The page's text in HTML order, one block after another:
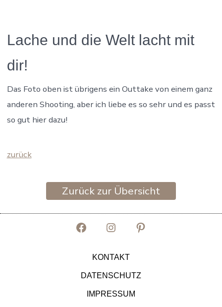
Lache und die Welt lacht mit
dir!
Das Foto oben ist übrigens ein Outtake von einem ganz
anderen Shooting, aber ich liebe es so sehr und es passt
so gut hier dazu!
zurück
Zurück zur Übersicht
Facebook
Tab
öffnen
Instagram
Tab
öffnen
Tab
KONTAKT
DATENSCHUTZ
IMPRESSUM